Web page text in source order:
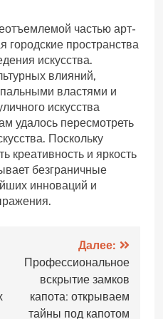
частью арт-
пространства
искусства.
влияний,
властями и
искусства
удалось пересмотреть
Поскольку
креативность и яркость
безграничные
инноваций и
Далее:
Профессиональное
вскрытие замков
капота: открываем
тайны под капотом